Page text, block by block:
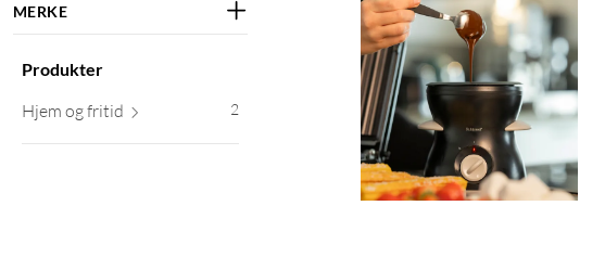
MERKE
Produkter
Hjem og fritid 2